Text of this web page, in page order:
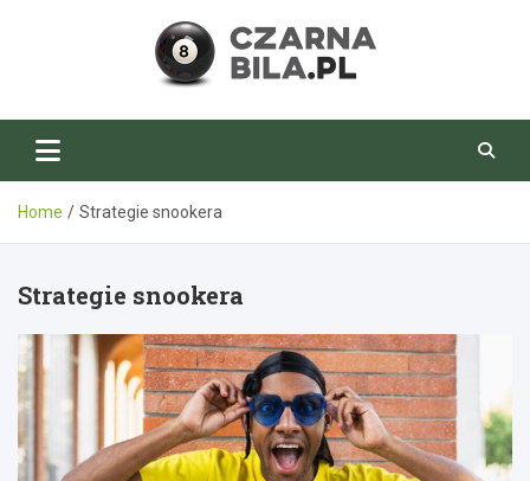
CzarnaBila.pl
Home Strategie snookera
Strategie snookera